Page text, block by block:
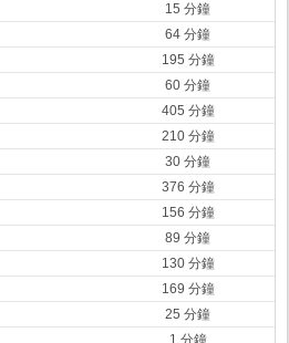
15 分鐘
64 分鐘
195 分鐘
60 分鐘
405 分鐘
210 分鐘
30 分鐘
376 分鐘
156 分鐘
89 分鐘
130 分鐘
169 分鐘
25 分鐘
1 分鐘